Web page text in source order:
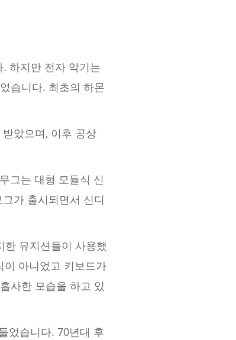
하지만 전자 악기는
습니다. 최초의 하몬
았으며, 이후 공상
그는 대형 모듈식 신
가 출시되면서 신디
뮤지션들이 사용했
이 아니었고 키보드가
사한 모습을 하고 있
었습니다. 70년대 후